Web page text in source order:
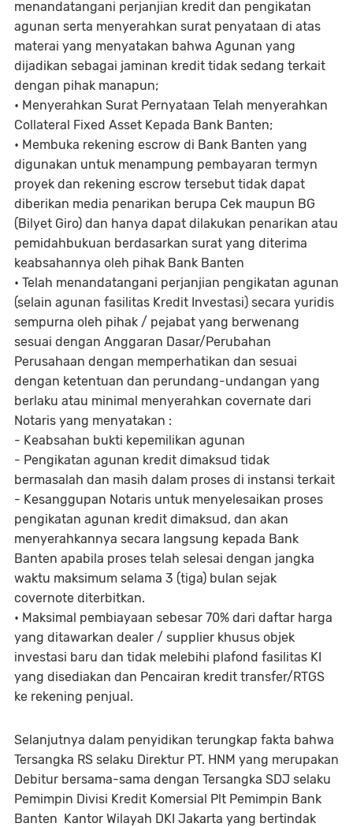
menandatangani perjanjian kredit dan pengikatan
agunan serta menyerahkan surat penyataan di atas
materai yang menyatakan bahwa Agunan yang
dijadikan sebagai jaminan kredit tidak sedang terkait
dengan pihak manapun;
• Menyerahkan Surat Pernyataan Telah menyerahkan
Collateral Fixed Asset Kepada Bank Banten;
• Membuka rekening escrow di Bank Banten yang
digunakan untuk menampung pembayaran termyn
proyek dan rekening escrow tersebut tidak dapat
diberikan media penarikan berupa Cek maupun BG
(Bilyet Giro) dan hanya dapat dilakukan penarikan atau
pemidahbukuan berdasarkan surat yang diterima
keabsahannya oleh pihak Bank Banten
• Telah menandatangani perjanjian pengikatan agunan
(selain agunan fasilitas Kredit Investasi) secara yuridis
sempurna oleh pihak / pejabat yang berwenang
sesuai dengan Anggaran Dasar/Perubahan
Perusahaan dengan memperhatikan dan sesuai
dengan ketentuan dan perundang-undangan yang
berlaku atau minimal menyerahkan covernate dari
Notaris yang menyatakan :
- Keabsahan bukti kepemilikan agunan
- Pengikatan agunan kredit dimaksud tidak
bermasalah dan masih dalam proses di instansi terkait
- Kesanggupan Notaris untuk menyelesaikan proses
pengikatan agunan kredit dimaksud, dan akan
menyerahkannya secara langsung kepada Bank
Banten apabila proses telah selesai dengan jangka
waktu maksimum selama 3 (tiga) bulan sejak
covernote diterbitkan.
• Maksimal pembiayaan sebesar 70% dari daftar harga
yang ditawarkan dealer / supplier khusus objek
investasi baru dan tidak melebihi plafond fasilitas KI
yang disediakan dan Pencairan kredit transfer/RTGS
ke rekening penjual.
Selanjutnya dalam penyidikan terungkap fakta bahwa
Tersangka RS selaku Direktur PT. HNM yang merupakan
Debitur bersama-sama dengan Tersangka SDJ selaku
Pemimpin Divisi Kredit Komersial Plt Pemimpin Bank
Banten Kantor Wilayah DKI Jakarta yang bertindak